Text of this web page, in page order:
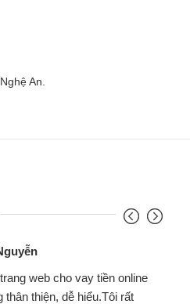
An.
web cho vay tiền online
thân thiện, dễ hiểu.Tôi rất